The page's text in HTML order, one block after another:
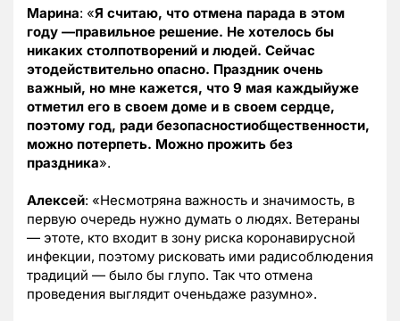
Марина: «Я считаю, что отмена парада в этом
году —правильное решение. Не хотелось бы
никаких столпотворений и людей. Сейчас
этодействительно опасно. Праздник очень
важный, но мне кажется, что 9 мая каждыйуже
отметил его в своем доме и в своем сердце,
поэтому год, ради безопасностиобщественности,
можно потерпеть. Можно прожить без
праздника».
Алексей: «Несмотряна важность и значимость, в
первую очередь нужно думать о людях. Ветераны
— этоте, кто входит в зону риска коронавирусной
инфекции, поэтому рисковать ими радисоблюдения
традиций — было бы глупо. Так что отмена
проведения выглядит оченьдаже разумно».